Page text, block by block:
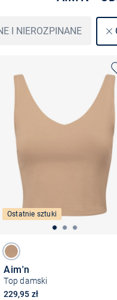
I NIEROZPINANE
Ostatnie sztuki
Aim'n
Top damski
229,95 zł